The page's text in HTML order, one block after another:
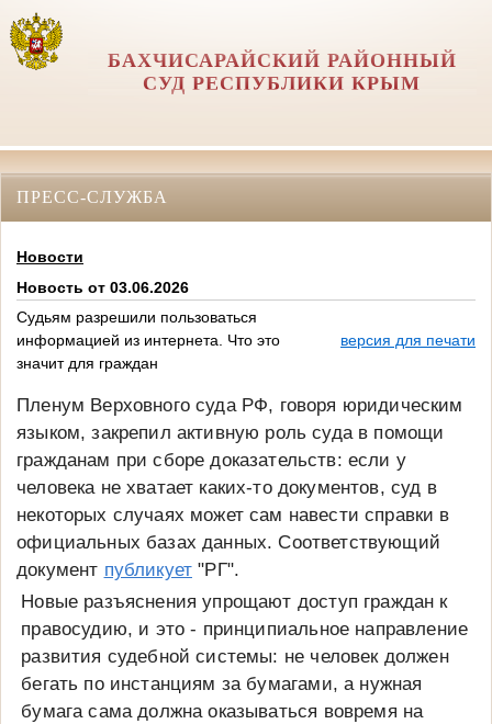
БАХЧИСАРАЙСКИЙ РАЙОННЫЙ
СУД РЕСПУБЛИКИ КРЫМ
ПРЕСС-СЛУЖБА
Новости
Новость от 03.06.2026
Судьям разрешили пользоваться
информацией из интернета. Что это
значит для граждан
версия для печати
Пленум Верховного суда РФ, говоря юридическим
языком, закрепил активную роль суда в помощи
гражданам при сборе доказательств: если у
человека не хватает каких-то документов, суд в
некоторых случаях может сам навести справки в
официальных базах данных. Соответствующий
документ публикует "РГ".
Новые разъяснения упрощают доступ граждан к
правосудию, и это - принципиальное направление
развития судебной системы: не человек должен
бегать по инстанциям за бумагами, а нужная
бумага сама должна оказываться вовремя на